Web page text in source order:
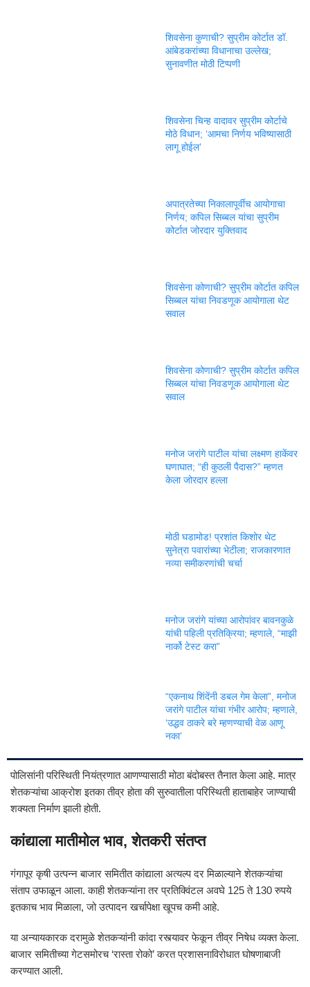
शिवसेना कुणाची? सुप्रीम कोर्टात डॉ.
आंबेडकरांच्या विधानाचा उल्लेख;
सुनावणीत मोठी टिप्पणी
शिवसेना चिन्ह वादावर सुप्रीम कोर्टाचे
मोठे विधान; ‘आमचा निर्णय भविष्यासाठी
लागू होईल’
अपात्रतेच्या निकालापूर्वीच आयोगाचा
निर्णय; कपिल सिब्बल यांचा सुप्रीम
कोर्टात जोरदार युक्तिवाद
शिवसेना कोणाची? सुप्रीम कोर्टात कपिल
सिब्बल यांचा निवडणूक आयोगाला थेट
सवाल
शिवसेना कोणाची? सुप्रीम कोर्टात कपिल
सिब्बल यांचा निवडणूक आयोगाला थेट
सवाल
मनोज जरांगे पाटील यांचा लक्ष्मण हाकेंवर
घणाघात; “ही कुठली पैदास?” म्हणत
केला जोरदार हल्ला
मोठी घडामोड! प्रशांत किशोर थेट
सुनेत्रा पवारांच्या भेटीला; राजकारणात
नव्या समीकरणांची चर्चा
मनोज जरांगे यांच्या आरोपांवर बावनकुळे
यांची पहिली प्रतिक्रिया; म्हणाले, “माझी
नार्को टेस्ट करा”
“एकनाथ शिंदेंनी डबल गेम केला”, मनोज
जरांगे पाटील यांचा गंभीर आरोप; म्हणाले,
‘उद्धव ठाकरे बरे म्हणण्याची वेळ आणू
नका’
पोलिसांनी परिस्थिती नियंत्रणात आणण्यासाठी मोठा बंदोबस्त तैनात केला आहे. मात्र
शेतकऱ्यांचा आक्रोश इतका तीव्र होता की सुरुवातीला परिस्थिती हाताबाहेर जाण्याची
शक्यता निर्माण झाली होती.
कांद्याला मातीमोल भाव, शेतकरी संतप्त
गंगापूर कृषी उत्पन्न बाजार समितीत कांद्याला अत्यल्प दर मिळाल्याने शेतकऱ्यांचा
संताप उफाळून आला. काही शेतकऱ्यांना तर प्रतिक्विंटल अवघे 125 ते 130 रुपये
इतकाच भाव मिळाला, जो उत्पादन खर्चापेक्षा खूपच कमी आहे.
या अन्यायकारक दरामुळे शेतकऱ्यांनी कांदा रस्त्यावर फेकून तीव्र निषेध व्यक्त केला.
बाजार समितीच्या गेटसमोरच ‘रास्ता रोको’ करत प्रशासनाविरोधात घोषणाबाजी
करण्यात आली.